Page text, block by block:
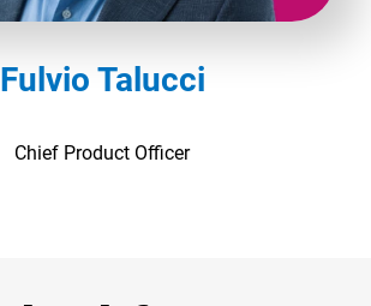
Fulvio Talucci
Chief Product Officer